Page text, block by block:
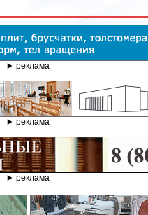
реклама
реклама
реклама